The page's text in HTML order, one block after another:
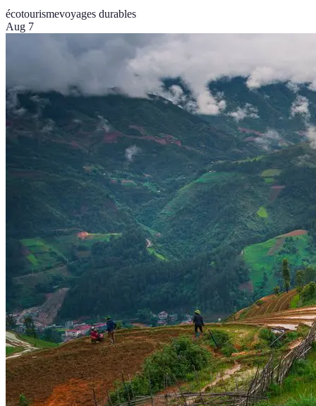
écotourismevoyages durables
Aug 7